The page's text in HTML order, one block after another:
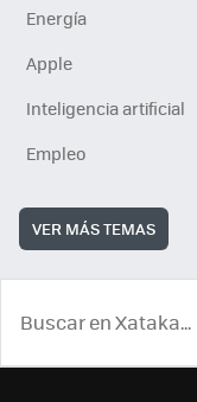
Energía
Apple
Inteligencia artificial
Empleo
VER MÁS TEMAS